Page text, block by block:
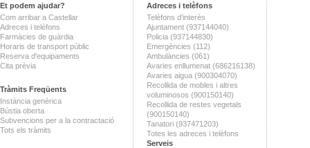
Et podem ajudar?
Com arribar a Castellar
Adreces i telèfons
Farmàcies de guàrdia
Horaris de transport públic
Reserva d'equipaments
Cita prèvia
Tràmits Freqüents
Instància genèrica
Bústia oberta
Subvencions per a la contractació
Tots els tràmits
Adreces i telèfons
Telèfons d'interès
Ajuntament (937144040)
Policia (937144830)
Emergències (112)
Ambulàncies (061)
Avaries enllumenat (686216138)
Avaries aigua (900304070)
Recollida de mobles i altres
voluminosos (900150140)
Recollida de restes vegetals
(900150140)
Tanatori (937471203)
Totes les adreces i telèfons
Serveis